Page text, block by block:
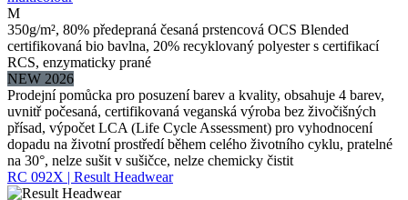
M
350g/m², 80% předepraná česaná prstencová OCS Blended
certifikovaná bio bavlna, 20% recyklovaný polyester s certifikací
RCS, enzymaticky prané
NEW 2026
Prodejní pomůcka pro posuzení barev a kvality, obsahuje 4 barev,
uvnitř počesaná, certifikovaná veganská výroba bez živočišných
přísad, výpočet LCA (Life Cycle Assessment) pro vyhodnocení
dopadu na životní prostředí během celého životního cyklu, pratelné
na 30°, nelze sušit v sušičce, nelze chemicky čistit
RC 092X | Result Headwear